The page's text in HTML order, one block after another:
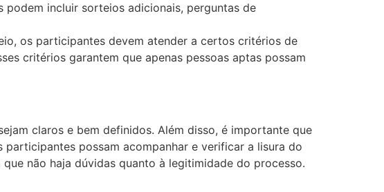
incluir sorteios adicionais, perguntas de
os participantes devem atender a certos critérios de
critérios garantem que apenas pessoas aptas possam
claros e bem definidos. Além disso, é importante que
possam acompanhar e verificar a lisura do
não haja dúvidas quanto à legitimidade do processo.